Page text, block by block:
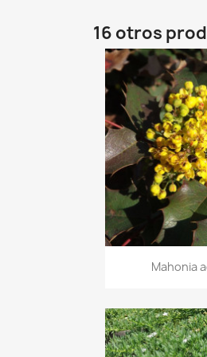
16 otros

Mahonia